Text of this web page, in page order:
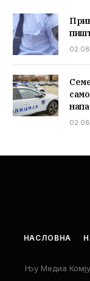
НАСЛОВНА
Њу Медиа